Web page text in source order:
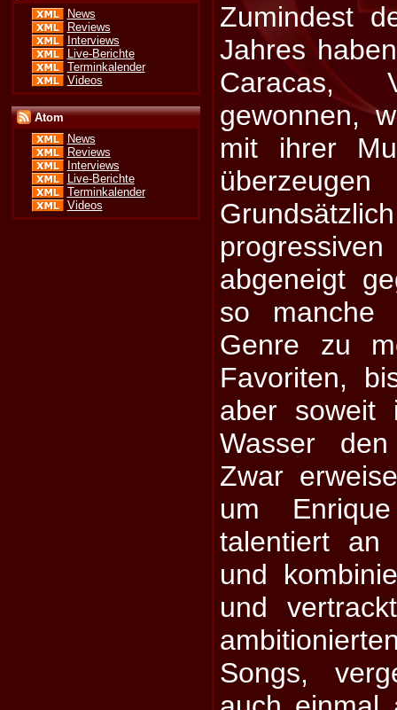
News
Reviews
Interviews
Live-Berichte
Terminkalender
Videos
Atom
News
Reviews
Interviews
Live-Berichte
Terminkalender
Videos
Zumindest
Jahres
Caracas,
gewonnen,
mit ihrer
abgeneigt
so manche
Genre zu
Favoriten,
aber soweit
Wasser
Zwar
um
talentiert an
und
und
Songs,